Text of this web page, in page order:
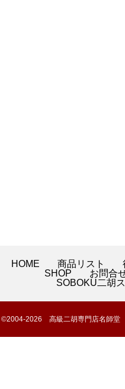
HOME 商品リスト
SHOP
お問合
SOBOKU二胡
©2004-2026 高級二胡専門店名師堂